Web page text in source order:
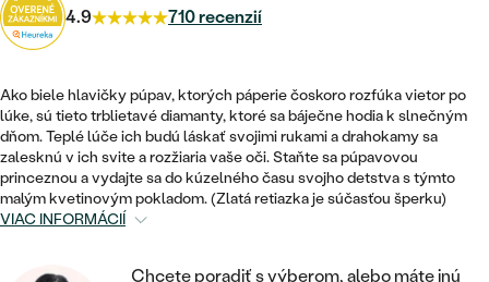
ETERNITY
VINTAGE
NETRADIČNÉ
SET ZÁSNUBNÉHO PRSTEŇA A
NETRADIČNÉ
ZOSTAVTE SI PRSTEŇ
PRSTENE
PRÍVESKY
NÁRAMKY
SETY
PÁNSKE ŠPERKY
KRUHOVÉ
MINIMALISTICKÉ
VISIACE
SOLITÉR
PODĽA ŠTÝLU
SOLITÉR
NARODENIE DIEŤAŤA
PERSONALIZOVANÉ
SO ZNAMENÍM ZVEROKRUHU
MINIMALISTICKÉ
STRIEBORNÉ
PODĽA ŠTÝLU
ETERNITY
MINIMALISTICKÉ
4.9 710 recenzií
Ako biele hlavičky púpav, ktorých páperie čoskoro rozfúka vietor po
lúke, sú tieto trblietavé diamanty, ktoré sa báječne hodia k slnečným
dňom. Teplé lúče ich budú láskať svojimi rukami a drahokamy sa
zalesknú v ich svite a rozžiaria vaše oči. Staňte sa púpavovou
princeznou a vydajte sa do kúzelného času svojho detstva s týmto
malým kvetinovým pokladom. (Zlatá retiazka je súčasťou šperku)
VIAC INFORMÁCIÍ
Chcete poradiť s výberom, alebo máte inú